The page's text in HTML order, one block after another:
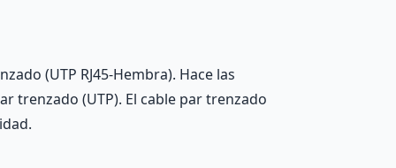
(UTP RJ45-Hembra). Hace las
trenzado (UTP). El cable par trenzado